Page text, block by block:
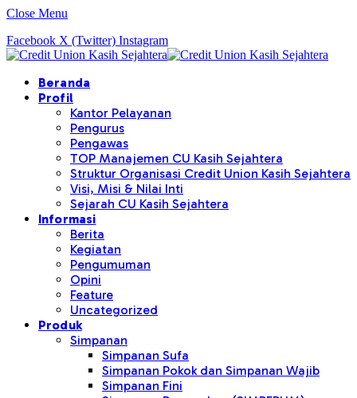
Close Menu
Facebook X (Twitter) Instagram
Beranda
Profil
Kantor Pelayanan
Pengurus
Pengawas
TOP Manajemen CU Kasih Sejahtera
Struktur Organisasi Credit Union Kasih Sejahtera
Visi, Misi & Nilai Inti
Sejarah CU Kasih Sejahtera
Informasi
Berita
Kegiatan
Pengumuman
Opini
Feature
Uncategorized
Produk
Simpanan
Simpanan Sufa
Simpanan Pokok dan Simpanan Wajib
Simpanan Fini